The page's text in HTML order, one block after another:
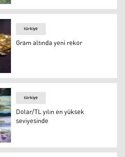
türkiye
Gram altında yeni rekor
seviyesinde
türkiye
Dolar/TL yılın en yüksek
seviyesinde